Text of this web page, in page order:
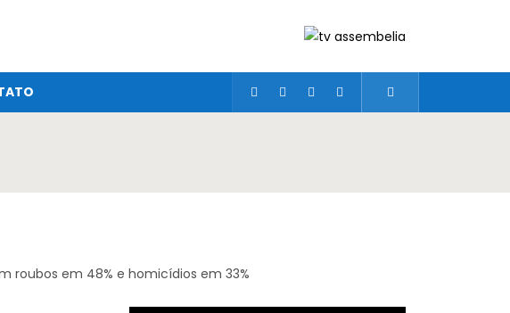
roubos em 48% e homicídios em 33%